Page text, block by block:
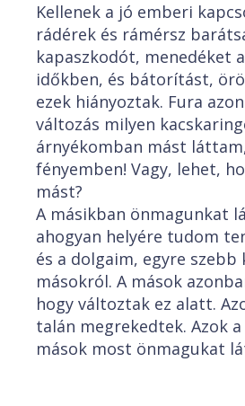
Kellenek a jó emberi
rádérek és rámérsz
kapaszkodót, menedéket
időkben, és bátorítást,
ezek hiányoztak. Fura
változás milyen
árnyékomban mást
fényemben! Vagy, lehet,
mást?
A másikban önmagunkat
ahogyan helyére tudom
és a dolgaim, egyre
másokról. A mások
hogy változtak ez alatt.
talán megrekedtek. Azok
mások most önmagukat